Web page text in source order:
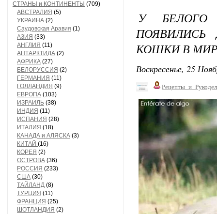
СТРАНЫ и КОНТИНЕНТЫ (709)
АВСТРАЛИЯ (5)
УКРАИНА (2)
Саудовская Аравия (1)
АЗИЯ (33)
АНГЛИЯ (11)
АНТАРКТИДА (2)
АФРИКА (27)
БЕЛОРУССИЯ (2)
ГЕРМАНИЯ (11)
ГОЛЛАНДИЯ (9)
ЕВРОПА (103)
ИЗРАИЛЬ (38)
ИНДИЯ (11)
ИСПАНИЯ (28)
ИТАЛИЯ (18)
КАНАДА и АЛЯСКА (3)
КИТАЙ (16)
КОРЕЯ (2)
ОСТРОВА (36)
РОССИЯ (233)
США (30)
ТАЙЛАНД (8)
ТУРЦИЯ (11)
ФРАНЦИЯ (25)
ШОТЛАНДИЯ (2)
У
КОШКИ В
Воскресенье, 25